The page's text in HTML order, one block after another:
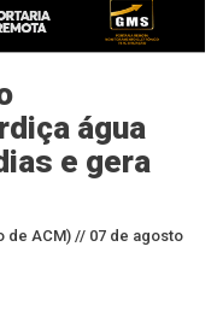
água
e gera
de ACM) // 07 de agosto